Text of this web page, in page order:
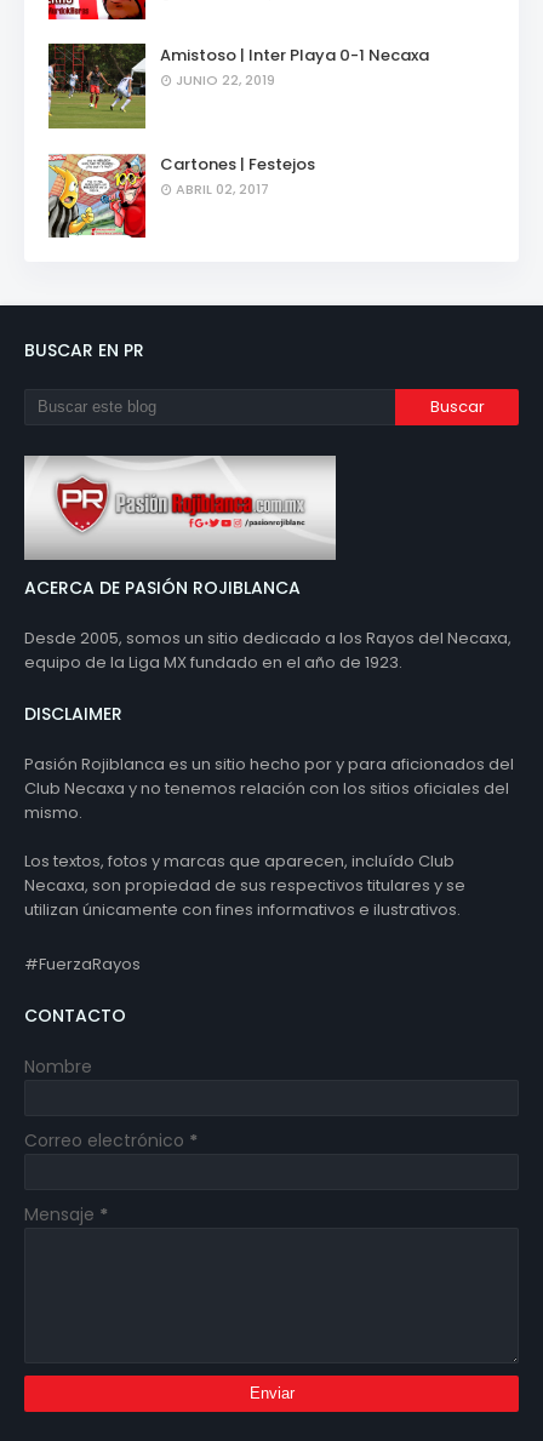
Amistoso | Inter Playa 0-1 Necaxa
JUNIO 22, 2019
Cartones | Festejos
ABRIL 02, 2017
BUSCAR EN PR
ACERCA DE PASIÓN ROJIBLANCA
Desde 2005, somos un sitio dedicado a los Rayos del Necaxa,
equipo de la Liga MX fundado en el año de 1923.
DISCLAIMER
Pasión Rojiblanca es un sitio hecho por y para aficionados del
Club Necaxa y no tenemos relación con los sitios oficiales del
mismo.
Los textos, fotos y marcas que aparecen, incluído Club
Necaxa, son propiedad de sus respectivos titulares y se
utilizan únicamente con fines informativos e ilustrativos.
#FuerzaRayos
CONTACTO
Nombre
Correo electrónico *
Mensaje *